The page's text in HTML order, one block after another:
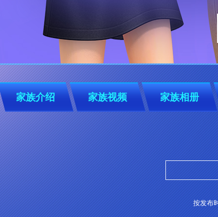
家族介绍 家族视频 家族相册
按发布